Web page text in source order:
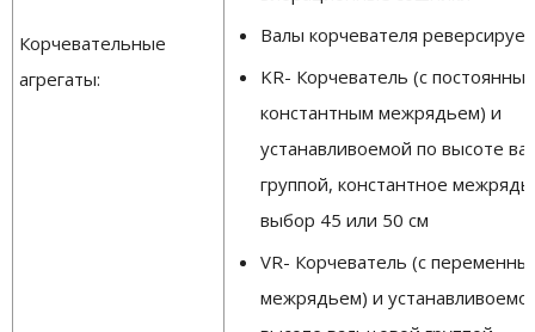
Корчевательные
агрегаты:
Валы корчевателя
KR- Корчеватель (с
константным межрядьем) и
устанавливоемой по высоте
группой, константное
выбор 45 или 50 см
VR- Корчеватель (с
межрядьем) и